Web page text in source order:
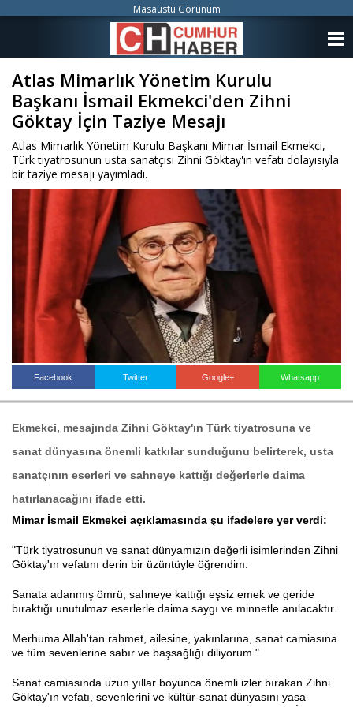
Atlas Mimarlık Yönetim Kurulu
Başkanı İsmail Ekmekci'den Zihni
Göktay İçin Taziye Mesajı
Atlas Mimarlık Yönetim Kurulu Başkanı Mimar İsmail Ekmekci,
Türk tiyatrosunun usta sanatçısı Zihni Göktay'ın vefatı dolayısıyla
bir taziye mesajı yayımladı.
Facebook Twitter Google+ Whatsapp
Ekmekci, mesajında Zihni Göktay'ın Türk tiyatrosuna ve
sanat dünyasına önemli katkılar sunduğunu belirterek, usta
sanatçının eserleri ve sahneye kattığı değerlerle daima
hatırlanacağını ifade etti.
Mimar İsmail Ekmekci açıklamasında şu ifadelere yer verdi:
"Türk tiyatrosunun ve sanat dünyamızın değerli isimlerinden Zihni
Göktay'ın vefatını derin bir üzüntüyle öğrendim.
Sanata adanmış ömrü, sahneye kattığı eşsiz emek ve geride
bıraktığı unutulmaz eserlerle daima saygı ve minnetle anılacaktır.
Merhuma Allah'tan rahmet, ailesine, yakınlarına, sanat camiasına
ve tüm sevenlerine sabır ve başsağlığı diliyorum."
Sanat camiasında uzun yıllar boyunca önemli izler bırakan Zihni
Göktay'ın vefatı, sevenlerini ve kültür-sanat dünyasını yasa
Masaüstü Görünüm
KATEGORİLER
ANKETLER
FOTO GALERİ
VİDEO GALERİ
KÜNYE
İLETİŞİM